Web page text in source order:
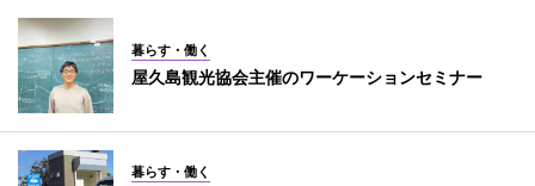
暮らす・働く
屋久島観光協会主催のワーケーションセミナー
暮らす・働く